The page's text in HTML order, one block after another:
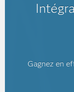
Gagnez en